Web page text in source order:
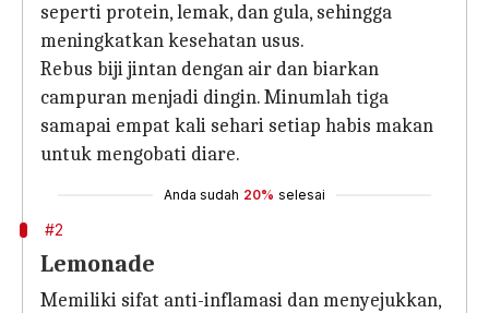
seperti protein, lemak, dan gula, sehingga
meningkatkan kesehatan usus.
Rebus biji jintan dengan air dan biarkan
campuran menjadi dingin. Minumlah tiga
samapai empat kali sehari setiap habis makan
untuk mengobati diare.
Anda sudah 20% selesai
#2
Lemonade
Memiliki sifat anti-inflamasi dan menyejukkan,